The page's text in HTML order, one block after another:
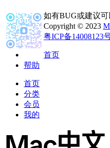
如有BUG或建议可
Copyright © 2023
粤ICP备14008123
首页
帮助
首页
分类
会员
我的